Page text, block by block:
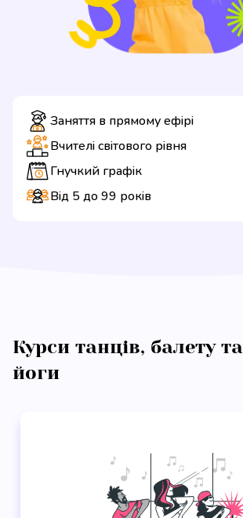
Заняття в прямому ефірі
Вчителі світового рівня
Гнучкий графік
Від 5 до 99 років
Курси танців, балету та
йоги